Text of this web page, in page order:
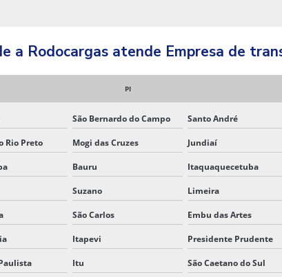
a Rodocargas atende Empresa de
PI
São Bernardo do Campo Santo André
Rio Preto Mogi das Cruzes Jundiaí
Bauru Itaquaquecetuba
Suzano Limeira
São Carlos Embu das Artes
Itapevi Presidente Prudente
Itu São Caetano do Sul